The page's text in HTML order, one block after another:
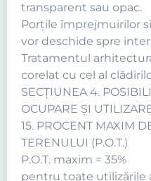
transparent sau opac.
Porţile împrejmuirilor
vor deschide spre
Tratamentul
corelat cu cel al
SECŢIUNEA 4.
OCUPARE ŞI
15. PROCENT MAXIM
TERENULUI (P.O.T.)
P.O.T. maxim = 35%
pentru toate utilizările